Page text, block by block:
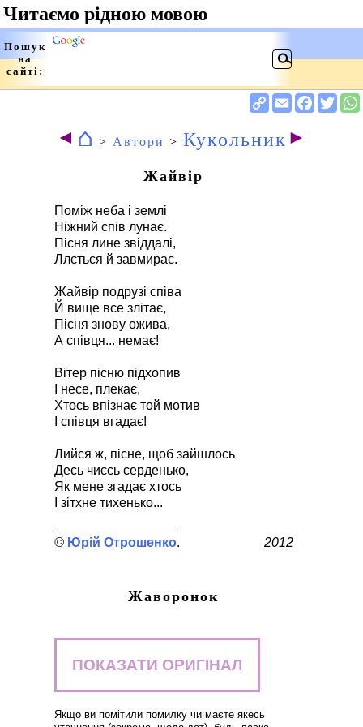
◄ ⌂ > Автори > Кукольник ►
Жайвір
Поміж неба і землі
Ніжний спів лунає.
Пісня лине звіддалі,
Ллється й завмирає.
Жайвір подрузі співа
Й вище все злітає,
Пісня знову ожива,
А співця... немає!
Вітер пісню підхопив
І несе, плекає,
Хтось впізнає той мотив
І співця вгадає!
Лийся ж, пісне, щоб зайшлось
Десь чиєсь серденько,
Як мене згадає хтось
І зітхне тихенько...
Юрій Отрошенко 2012
Жаворонок
ПОКАЗАТИ ОРИГІНАЛ
Якщо ви помітили помилку чи маєте якесь